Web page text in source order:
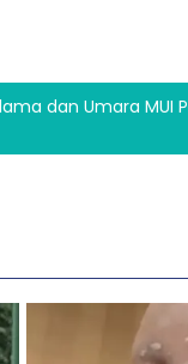
dan Umara MUI